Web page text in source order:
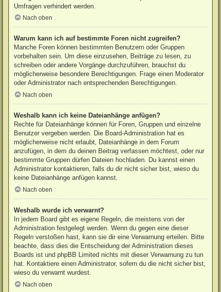
Umfragen verhindert werden.
Nach oben
Warum kann ich auf bestimmte Foren nicht zugreifen?
Manche Foren können bestimmten Benutzern oder Gruppen
vorbehalten sein. Um diese einzusehen, Beiträge zu lesen, zu
schreiben oder andere Vorgänge durchzuführen, brauchst du
möglicherweise besondere Berechtigungen. Frage einen Moderator
oder Administrator nach entsprechenden Berechtigungen.
Nach oben
Weshalb kann ich keine Dateianhänge anfügen?
Rechte für Dateianhänge können für Foren, Gruppen und einzelne
Benutzer vergeben werden. Die Board-Administration hat es
möglicherweise nicht erlaubt, Dateianhänge in dem Forum
anzufügen, in dem du deinen Beitrag verfassen möchtest, oder nur
bestimmte Gruppen dürfen Dateien hochladen. Du kannst einen
Administrator kontaktieren, falls du dir nicht sicher bist, wieso du
keine Dateianhänge anfügen kannst.
Nach oben
Weshalb wurde ich verwarnt?
In jedem Board gibt es eigene Regeln, die meistens von der
Administration festgelegt werden. Wenn du gegen eine dieser
Regeln verstoßen hast, kann sie dir eine Verwarnung erteilen. Bitte
beachte, dass dies die Entscheidung der Administration dieses
Boards ist und phpBB Limited nichts mit dieser Verwarnung zu tun
hat. Kontaktiere einen Administrator, sofern du die nicht sicher bist,
wieso du verwarnt wurdest.
Nach oben